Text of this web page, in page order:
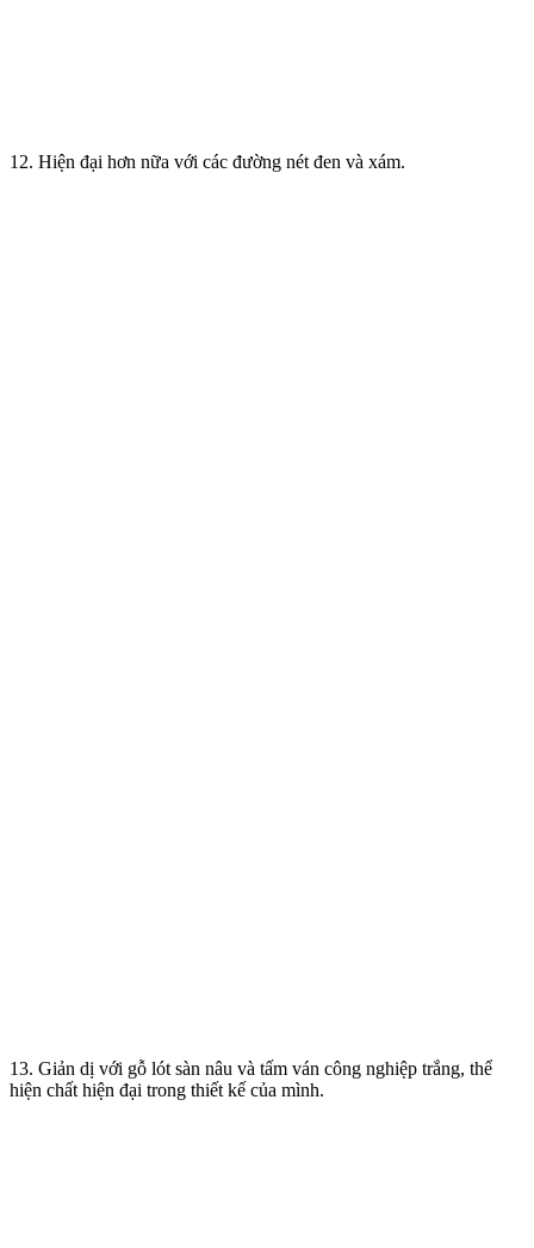
12. Hiện đại hơn nữa với các đường nét đen và xám.
13. Giản dị với gỗ lót sàn nâu và tấm ván công nghiệp trắng, thể
hiện chất hiện đại trong thiết kế của mình.